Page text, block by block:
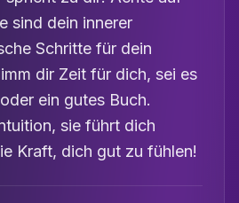
sind dein innerer
Schritte für dein
dir Zeit für dich, sei es
ein gutes Buch.
sie führt dich
Kraft, dich gut zu fühlen!